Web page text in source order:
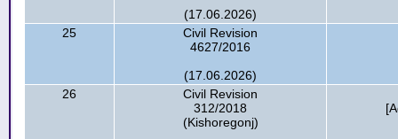
(17.06.2026)
25
Civil Revision
4627/2016
(17.06.2026)
26
Civil Revision
312/2018
(Kishoregonj)